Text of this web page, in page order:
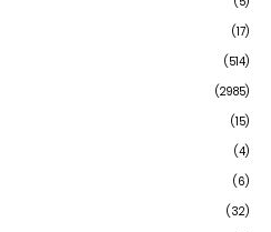
(17)
(514)
(2985)
(15)
(4)
(6)
(32)